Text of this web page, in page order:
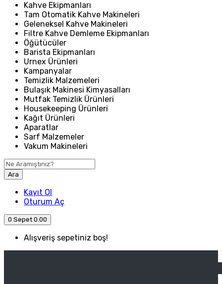
Kahve Ekipmanları
Tam Otomatik Kahve Makineleri
Geleneksel Kahve Makineleri
Filtre Kahve Demleme Ekipmanları
Öğütücüler
Barista Ekipmanları
Urnex Ürünleri
Kampanyalar
Temizlik Malzemeleri
Bulaşık Makinesi Kimyasalları
Mutfak Temizlik Ürünleri
Housekeeping Ürünleri
Kağıt Ürünleri
Aparatlar
Sarf Malzemeler
Vakum Makineleri
Ara
Kayıt Ol
Oturum Aç
0 Sepet 0.00
Alışveriş sepetiniz boş!